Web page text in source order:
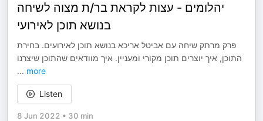
יהלומים - עצות לקראת בר/ת מצוה לשיחה
בנושא תוכן לאירועי
פרק מרתק שיחה עם אביטל אריכא בנושא תוכן לאירועים. בחירת
התוכן, איך יוצרים תוכן מקורי ומעניין. איך מוודאים שהתוכן שיצרנו
... more
Listen
8 Jun 2022 • 30 min